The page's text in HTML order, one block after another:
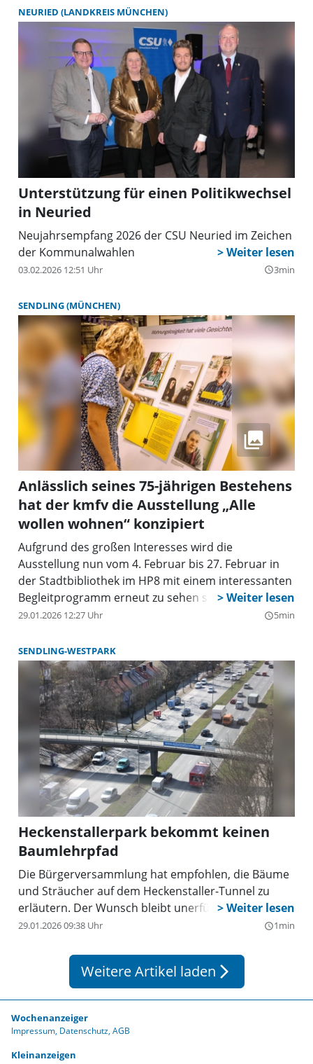
Reissl.Jede und jeder der Kandidierenden nutzte die
Gelegenheit, sich vorzustellen, die eigenen
politischen Schwerpunkte zu erläutern und aktuelle
Themen oder Zahlen zu benennen. Das verschaffte
den Seniorinnen und Senioren einen recht guten
Überblick. Auch konnten sie sich nochmals über die
Möglichkeit der Stimmabgabe informieren;
einerseits im Wahllokal oder über die Briefwahl, die
eine rechtzeitige Beantragung der Unterlagen für
die Wahl am 8.März voraussetzt. Für persönliche
Fragen standen die Kandidatinnen und Kandidaten
anschließend zur Verfügung.
NEURIED (LANDKREIS MÜNCHEN)
Unterstützung für einen Politikwechsel
in Neuried
Neujahrsempfang 2026 der CSU Neuried im Zeichen
der Kommunalwahlen
03.02.2026 12:51 Uhr query_builder3min
SENDLING (MÜNCHEN)
Anlässlich seines 75-jährigen Bestehens
hat der kmfv die Ausstellung „Alle
wollen wohnen“ konzipiert
Aufgrund des großen Interesses wird die
Ausstellung nun vom 4. Februar bis 27. Februar in
der Stadtbibliothek im HP8 mit einem interessanten
Begleitprogramm erneut zu sehen sein.
29.01.2026 12:27 Uhr query_builder5min
SENDLING-WESTPARK
Heckenstallerpark bekommt keinen
Baumlehrpfad
Die Bürgerversammlung hat empfohlen, die Bäume
und Sträucher auf dem Heckenstaller-Tunnel zu
erläutern. Der Wunsch bleibt unerfüllt.
29.01.2026 09:38 Uhr query_builder1min
Weitere Artikel laden arrow_forward_ios
Wochenanzeiger
Impressum Datenschutz AGB
Kleinanzeigen